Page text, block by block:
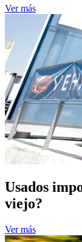
Ver más
Usados
viejo?
Ver más